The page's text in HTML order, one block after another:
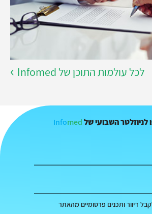
לכל עולמות התוכן של Infomed
לניוזלטר השבועי של Infomed
דיוור ותכנים פרסומיים מהאתר